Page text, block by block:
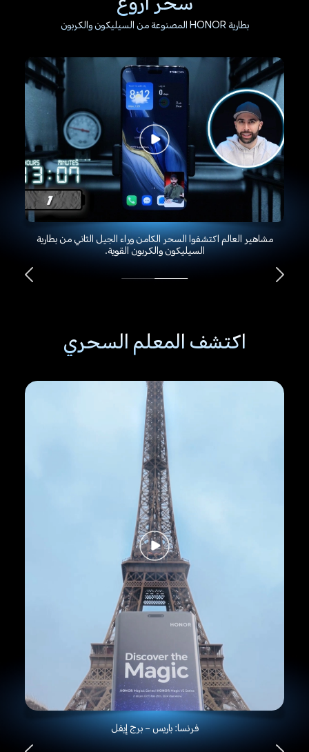
بطارية HONOR المصنوعة من السيليكون والكربون
مشاهير العالم اكتشفوا السحر الكامن وراء الجيل الثاني من بطارية
السيليكون والكربون القوية.
اكتشف المعلم السحري
فرنسا: باريس – برج إيفل